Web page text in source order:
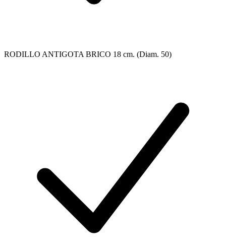
RODILLO ANTIGOTA BRICO 18 cm. (Diam. 50)